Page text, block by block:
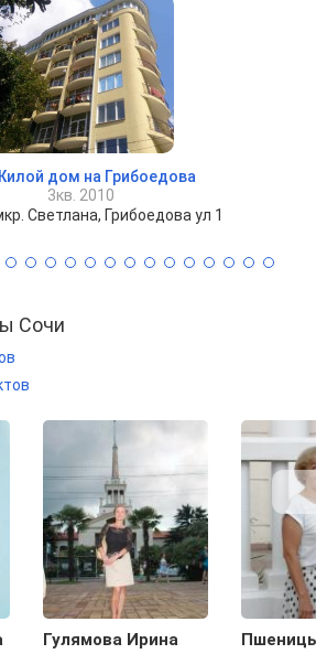
дом на Грибоедова
3кв. 2010
Светлана, Грибоедова ул 1
Сочи
Гулямова Ирина